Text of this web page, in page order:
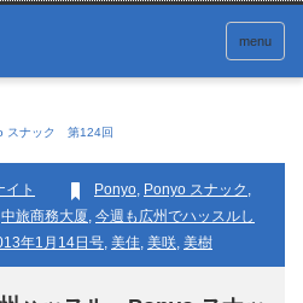
menu
スナック 第124回
イト Ponyo, Ponyo スナック ,
中旅商務大厦, 今週も広州でハッスルし
年1月14日号, 美佳, 美咲, 美樹